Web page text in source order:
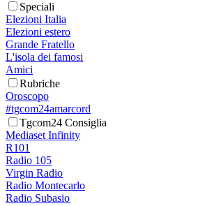
Speciali
Elezioni Italia
Elezioni estero
Grande Fratello
L'isola dei famosi
Amici
Rubriche
Oroscopo
#tgcom24amarcord
Tgcom24 Consiglia
Mediaset Infinity
R101
Radio 105
Virgin Radio
Radio Montecarlo
Radio Subasio